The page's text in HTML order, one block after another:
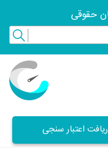
حقوقی
اعتبار سنجی